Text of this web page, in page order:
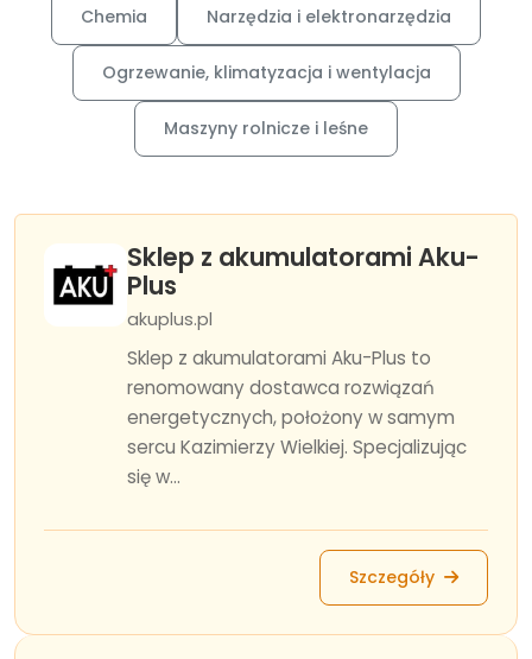
Chemia Narzędzia i elektronarzędzia
Ogrzewanie, klimatyzacja i wentylacja
Maszyny rolnicze i leśne
Sklep z akumulatorami Aku-
Plus
akuplus.pl
Sklep z akumulatorami Aku-Plus to
renomowany dostawca rozwiązań
energetycznych, położony w samym
sercu Kazimierzy Wielkiej. Specjalizując
się w...
Szczegóły